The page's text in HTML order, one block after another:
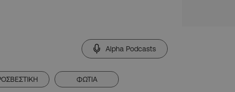
Alpha Podcasts
ΦΩΤΙΑ